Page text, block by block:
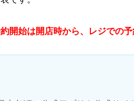
開始は開店時から、レジでの